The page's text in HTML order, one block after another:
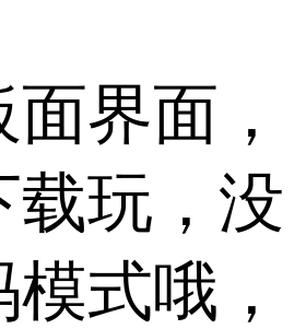
界面，
载玩，没
式哦，